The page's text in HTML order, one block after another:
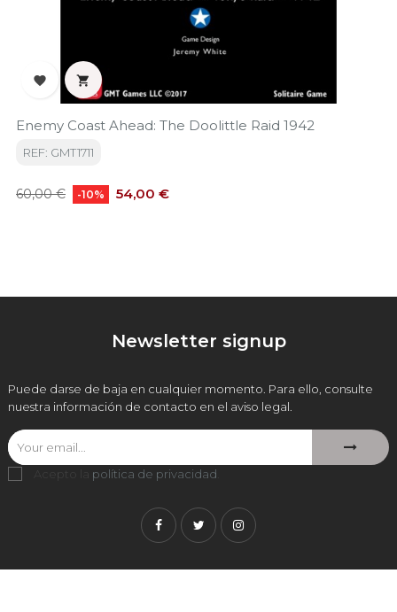
 
Enemy Coast Ahead: The Doolittle Raid 1942
REF: GMT1711
Precio
60,00 € -10% Precio
54,00 €
Newsletter signup
Puede darse de baja en cualquier momento. Para ello, consulte
nuestra información de contacto en el aviso legal.
Acepto la política de privacidad
FacebookTwitterInstagram